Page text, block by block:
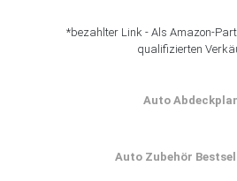
*bezahlter Link - Als Amazon-
qualifizierten
Auto
Auto Zubehör